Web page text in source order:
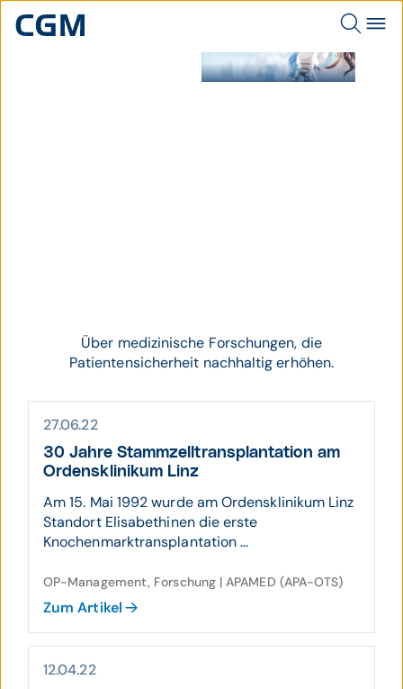
Medizinische Forschung.
Über medizinische Forschungen, die
Patientensicherheit nachhaltig erhöhen.
27.06.22
30 Jahre Stamm­zell­trans­plan­tation am
Ordens­klini­kum Linz
Am 15. Mai 1992 wurde am Ordensklinikum Linz
Standort Elisabethinen die erste
Knochenmarktransplantation ...
OP-Management, Forschung | APAMED (APA-OTS)
Zum Artikel
12.04.22